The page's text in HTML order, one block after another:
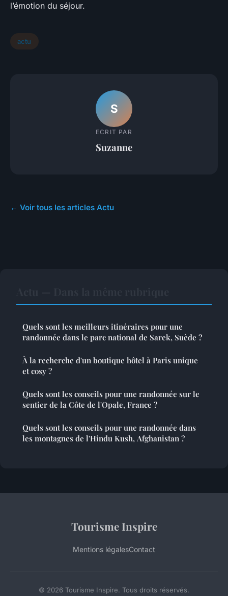
l’émotion du séjour.
actu
S
ECRIT PAR
Suzanne
← Voir tous les articles Actu
Quels sont les meilleurs itinéraires pour une
randonnée dans le parc national de Sarek, Suède ?
À la recherche d'un boutique hôtel à Paris unique
et cosy ?
Quels sont les conseils pour une randonnée sur le
sentier de la Côte de l'Opale, France ?
Quels sont les conseils pour une randonnée dans
les montagnes de l'Hindu Kush, Afghanistan ?
Tourisme Inspire
Mentions légalesContact
© 2026 Tourisme Inspire. Tous droits réservés.